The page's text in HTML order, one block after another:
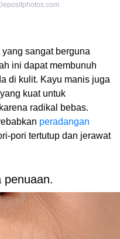
sangat berguna
ini dapat membunuh
di kulit. Kayu manis juga
kuat untuk
radikal bebas.
peradangan
pori tertutup dan jerawat
penuaan.